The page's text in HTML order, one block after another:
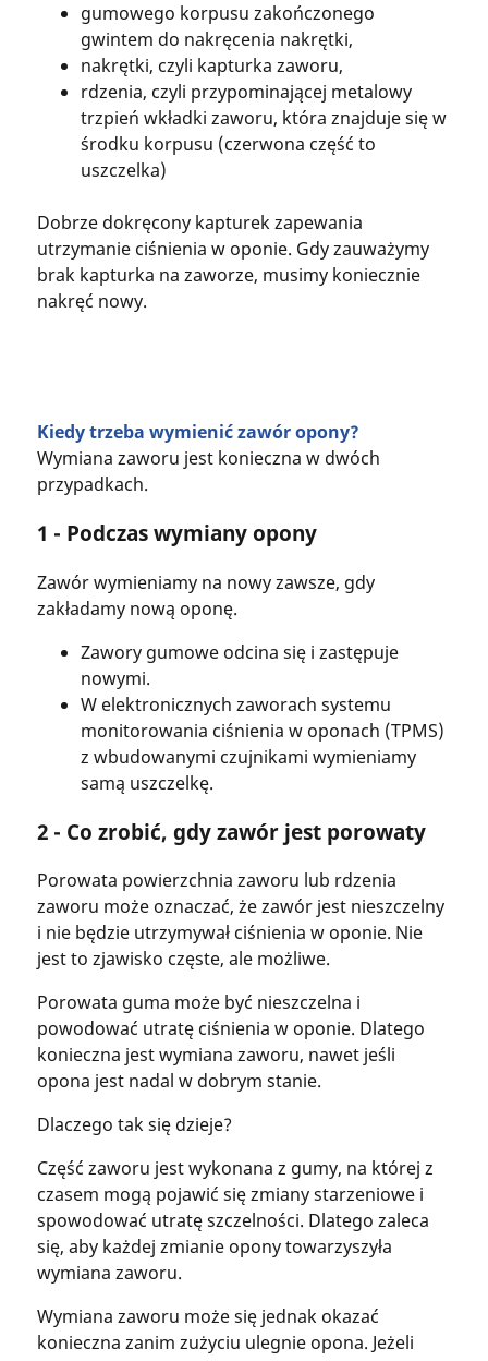
gumowego korpusu zakończonego
gwintem do nakręcenia nakrętki,
nakrętki, czyli kapturka zaworu,
rdzenia, czyli przypominającej metalowy
trzpień wkładki zaworu, która znajduje się w
środku korpusu (czerwona część to
uszczelka)
Dobrze dokręcony kapturek zapewania
utrzymanie ciśnienia w oponie. Gdy zauważymy
brak kapturka na zaworze, musimy koniecznie
nakręć nowy.
Kiedy trzeba wymienić zawór opony?
Wymiana zaworu jest konieczna w dwóch
przypadkach.
1 - Podczas wymiany opony
Zawór wymieniamy na nowy zawsze, gdy
zakładamy nową oponę.
Zawory gumowe odcina się i zastępuje
nowymi.
W elektronicznych zaworach systemu
monitorowania ciśnienia w oponach (TPMS)
z wbudowanymi czujnikami wymieniamy
samą uszczelkę.
2 - Co zrobić, gdy zawór jest porowaty
Porowata powierzchnia zaworu lub rdzenia
zaworu może oznaczać, że zawór jest nieszczelny
i nie będzie utrzymywał ciśnienia w oponie. Nie
jest to zjawisko częste, ale możliwe.
Porowata guma może być nieszczelna i
powodować utratę ciśnienia w oponie. Dlatego
konieczna jest wymiana zaworu, nawet jeśli
opona jest nadal w dobrym stanie.
Dlaczego tak się dzieje?
Część zaworu jest wykonana z gumy, na której z
czasem mogą pojawić się zmiany starzeniowe i
spowodować utratę szczelności. Dlatego zaleca
się, aby każdej zmianie opony towarzyszyła
wymiana zaworu.
Wymiana zaworu może się jednak okazać
konieczna zanim zużyciu ulegnie opona. Jeżeli